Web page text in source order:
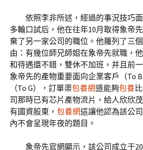
依照李非所述，經過的事況技巧
多輪口試后，他在往年10月取得象帝
棄了另一家公司的職位。他羅列了三
由：有幾位師兄師姐在象帝先就職，
和待遇還不錯，雙休不加班，并且前
象帝先的產物重要面向企業客戶（To
（To G），訂單渠包養網道能夠包養
司那時已有芯片產物流片，給人欣欣
有國資股東， 包養網這讓他認為該公
內不會呈現年夜的題目。
象帝先官網顯示，該公司成立于